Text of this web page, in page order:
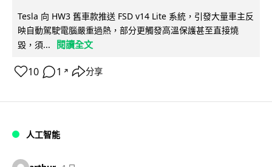
Tesla 向 HW3 舊車款推送 FSD v14 Lite 系統，引發大量車主反
映自動駕駛電腦嚴重過熱，部分更觸發高溫保護甚至直接燒
毀，須...
閱讀全文
10 1 ↗ 分享
人工智能